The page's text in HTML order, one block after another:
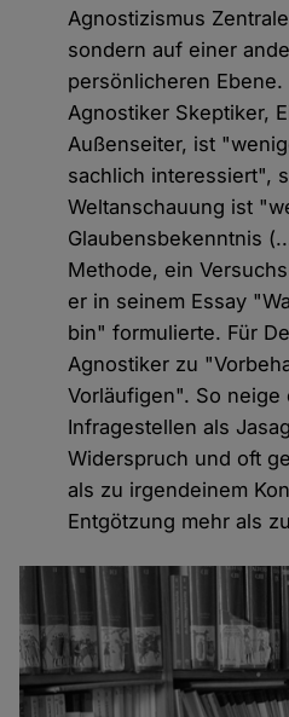
Agnostizismus
sondern auf einer
persönlicheren
Agnostiker Skeptiker,
Außenseiter, ist
sachlich interessiert",
Weltanschauung ist
Glaubensbekenntnis
Methode, ein
er in seinem Essay
bin" formulierte. Für
Agnostiker zu
Vorläufigen". So neige
Infragestellen als
Widerspruch und oft
als zu irgendeinem
Entgötzung mehr als